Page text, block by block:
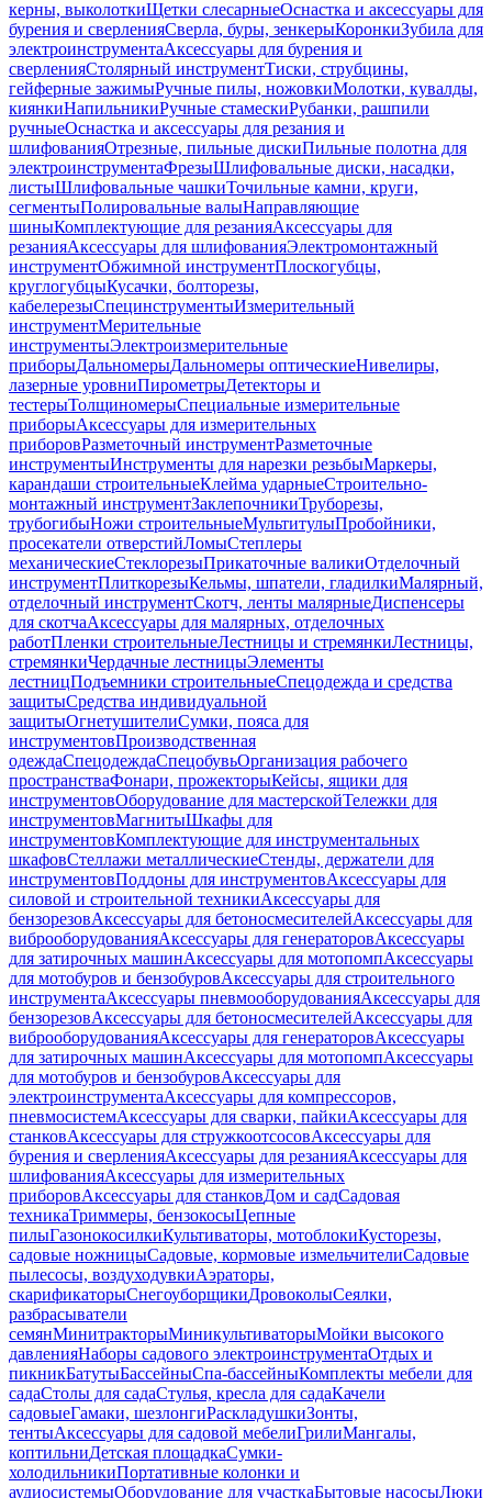
керны, выколоткиЩетки слесарныеОснастка и аксессуары для
бурения и сверленияСверла, буры, зенкерыКоронкиЗубила для
электроинструментаАксессуары для бурения и
сверленияСтолярный инструментТиски, струбцины,
гейферные зажимыРучные пилы, ножовкиМолотки, кувалды,
киянкиНапильникиРучные стамескиРубанки, рашпили
ручныеОснастка и аксессуары для резания и
шлифованияОтрезные, пильные дискиПильные полотна для
электроинструментаФрезыШлифовальные диски, насадки,
листыШлифовальные чашкиТочильные камни, круги,
сегментыПолировальные валыНаправляющие
шиныКомплектующие для резанияАксессуары для
резанияАксессуары для шлифованияЭлектромонтажный
инструментОбжимной инструментПлоскогубцы,
круглогубцыКусачки, болторезы,
кабелерезыСпецинструментыИзмерительный
инструментМерительные
инструментыЭлектроизмерительные
приборыДальномерыДальномеры оптическиеНивелиры,
лазерные уровниПирометрыДетекторы и
тестерыТолщиномерыСпециальные измерительные
приборыАксессуары для измерительных
приборовРазметочный инструментРазметочные
инструментыИнструменты для нарезки резьбыМаркеры,
карандаши строительныеКлейма ударныеСтроительно-
монтажный инструментЗаклепочникиТруборезы,
трубогибыНожи строительныеМультитулыПробойники,
просекатели отверстийЛомыСтеплеры
механическиеСтеклорезыПрикаточные валикиОтделочный
инструментПлиткорезыКельмы, шпатели, гладилкиМалярный,
отделочный инструментСкотч, ленты малярныеДиспенсеры
для скотчаАксессуары для малярных, отделочных
работПленки строительныеЛестницы и стремянкиЛестницы,
стремянкиЧердачные лестницыЭлементы
лестницПодъемники строительныеСпецодежда и средства
защитыСредства индивидуальной
защитыОгнетушителиСумки, пояса для
инструментовПроизводственная
одеждаСпецодеждаСпецобувьОрганизация рабочего
пространстваФонари, прожекторыКейсы, ящики для
инструментовОборудование для мастерскойТележки для
инструментовМагнитыШкафы для
инструментовКомплектующие для инструментальных
шкафовСтеллажи металлическиеСтенды, держатели для
инструментовПоддоны для инструментовАксессуары для
силовой и строительной техникиАксессуары для
бензорезовАксессуары для бетоносмесителейАксессуары для
виброоборудованияАксессуары для генераторовАксессуары
для затирочных машинАксессуары для мотопомпАксессуары
для мотобуров и бензобуровАксессуары для строительного
инструментаАксессуары пневмооборудованияАксессуары для
бензорезовАксессуары для бетоносмесителейАксессуары для
виброоборудованияАксессуары для генераторовАксессуары
для затирочных машинАксессуары для мотопомпАксессуары
для мотобуров и бензобуровАксессуары для
электроинструментаАксессуары для компрессоров,
пневмосистемАксессуары для сварки, пайкиАксессуары для
станковАксессуары для стружкоотсосовАксессуары для
бурения и сверленияАксессуары для резанияАксессуары для
шлифованияАксессуары для измерительных
приборовАксессуары для станковДом и садСадовая
техникаТриммеры, бензокосыЦепные
пилыГазонокосилкиКультиваторы, мотоблокиКусторезы,
садовые ножницыСадовые, кормовые измельчителиСадовые
пылесосы, воздуходувкиАэраторы,
скарификаторыСнегоуборщикиДровоколыСеялки,
разбрасыватели
семянМинитракторыМиникультиваторыМойки высокого
давленияНаборы садового электроинструментаОтдых и
пикникБатутыБассейныСпа-бассейныКомплекты мебели для
садаСтолы для садаСтулья, кресла для садаКачели
садовыеГамаки, шезлонгиРаскладушкиЗонты,
тентыАксессуары для садовой мебелиГрилиМангалы,
коптильниДетская площадкаСумки-
холодильникиПортативные колонки и
аудиосистемыОборудование для участкаБытовые насосыЛюки